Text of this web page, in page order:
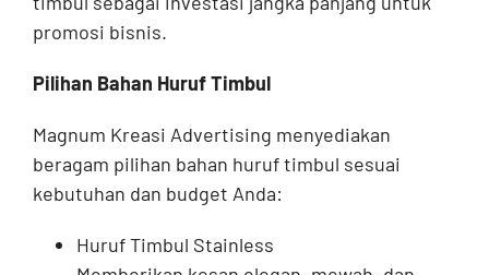
promosi bisnis.
Pilihan Bahan Huruf Timbul
Magnum Kreasi Advertising menyediakan
beragam pilihan bahan huruf timbul sesuai
kebutuhan dan budget Anda:
Huruf Timbul Stainless